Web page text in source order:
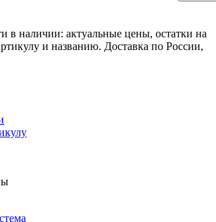
в наличии: актуальные цены, остатки на
и названию. Доставка по России,